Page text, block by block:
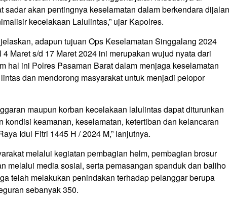
sadar akan pentingnya keselamatan dalam berkendara dijalan
kecelakaan Lalulintas,” ujar Kapolres.
adapun tujuan Ops Keselamatan Singgalang 2024
Maret s/d 17 Maret 2024 ini merupakan wujud nyata dari
hal ini Polres Pasaman Barat dalam menjaga keselamatan
dan mendorong masyarakat untuk menjadi pelopor
maupun korban kecelakaan lalulintas dapat diturunkan
kondisi keamanan, keselamatan, ketertiban dan kelancaran
Idul Fitri 1445 H / 2024 M,” lanjutnya.
melalui kegiatan pembagian helm, pembagian brosur
melalui media sosial, serta pemasangan spanduk dan baliho
telah melakukan penindakan terhadap pelanggar berupa
sebanyak 350.